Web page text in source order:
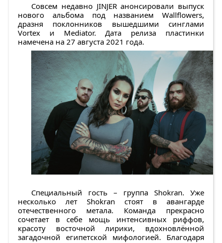
Совсем недавно JINJER анонсировали выпуск
нового альбома под названием Wallflowers,
дразня поклонников вышедшими синглами
Vortex и Mediator. Дата релиза пластинки
намечена на 27 августа 2021 года.
Специальный гость – группа Shokran. Уже
несколько лет Shokran стоят в авангарде
отечественного метала. Команда прекрасно
сочетает в себе мощь интенсивных риффов,
красоту восточной лирики, вдохновлённой
загадочной египетской мифологией. Благодаря